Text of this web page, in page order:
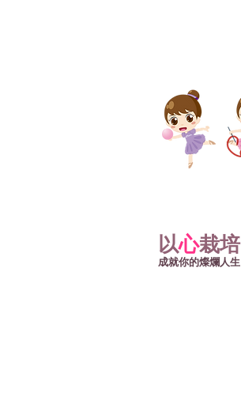
以心栽培
成就你的燦爛人生